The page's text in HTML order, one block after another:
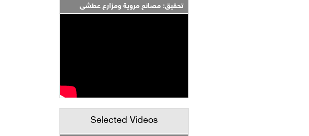
تحقيق: مصانع مروية ومزارع عطشى
Selected Videos